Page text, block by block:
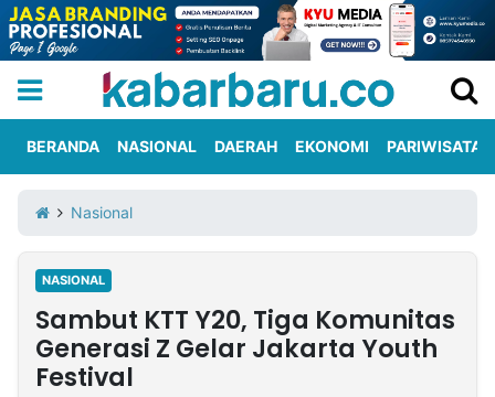
Iklan
Berita
Kami
Nasional
International
Olahraga
Entertainment
Daerah
Pariwisata
Kuliner
Kolom
BERANDA NASIONAL DAERAH EKONOMI PARIWISATA
Nasional
NASIONAL
Sambut KTT Y20, Tiga Komunitas
Generasi Z Gelar Jakarta Youth
Festival